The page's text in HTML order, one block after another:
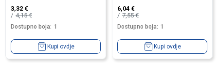
3,32 €
4,15€
Dostupno boja: 1
Kupi ovdje
6,04 €
7,55€
Dostupno boja: 1
Kupi ovdje